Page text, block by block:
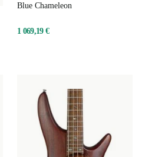
Blue Chameleon
1 069,19 €